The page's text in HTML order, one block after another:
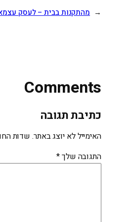
← מהתקנות בבית – לעסק
Comments
כתיבת תגובה
האימייל לא יוצג באתר. שדות
התגובה שלך*